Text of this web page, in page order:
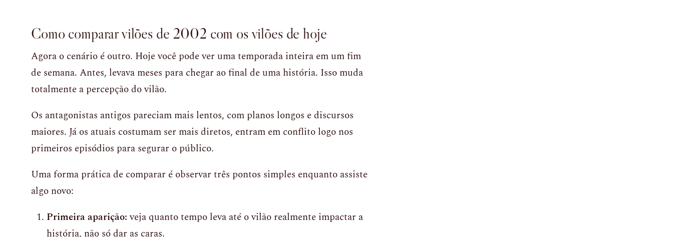
Como comparar vilões de 2002 com os vilões de hoje
Agora o cenário é outro. Hoje você pode ver uma temporada inteira em um fim
de semana. Antes, levava meses para chegar ao final de uma história. Isso muda
totalmente a percepção do vilão.
Os antagonistas antigos pareciam mais lentos, com planos longos e discursos
maiores. Já os atuais costumam ser mais diretos, entram em conflito logo nos
primeiros episódios para segurar o público.
Uma forma prática de comparar é observar três pontos simples enquanto assiste
algo novo:
Primeira aparição:veja quanto tempo leva até o vilão realmente impactar a
história, não só dar as caras.